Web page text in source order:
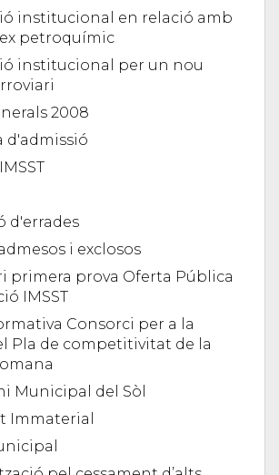
institucional en relació amb
petroquímic
institucional per un nou
2008
d'admissió
d'errades
i exclosos
primera prova Oferta Pública
IMSST
Consorci per a la
Pla de competitivitat de la
Municipal del Sòl
Immaterial